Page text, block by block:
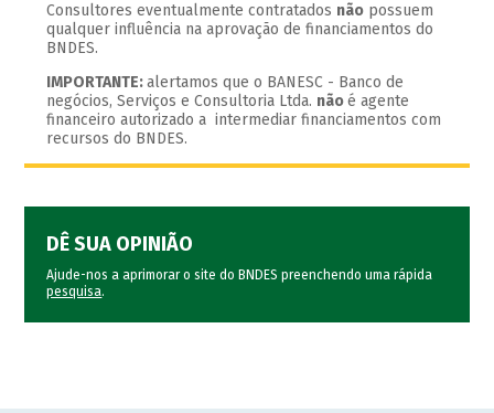
Consultores eventualmente contratados não possuem
qualquer influência na aprovação de financiamentos do
BNDES.
IMPORTANTE:alertamos que o BANESC - Banco de
negócios, Serviços e Consultoria Ltda. nãoé agente
financeiro autorizado a intermediar financiamentos com
recursos do BNDES.
DÊ SUA OPINIÃO
Ajude-nos a aprimorar o site do BNDES preenchendo uma rápida
pesquisa.